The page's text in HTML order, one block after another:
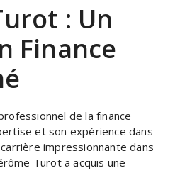
: Un
Finance
de la finance
et son expérience dans
impressionnante dans
Turot a acquis une